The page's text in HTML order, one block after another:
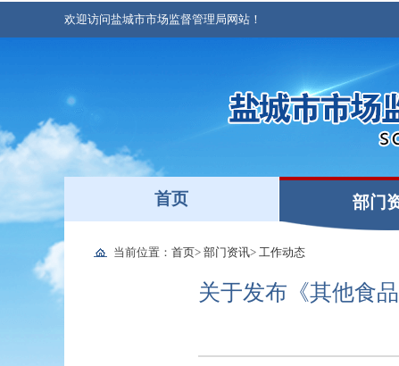
欢迎访问盐城市市场监督管理局网站！
首页 部门
当前位置： 首页> 部门资讯> 工作动态
关于发布《其他食